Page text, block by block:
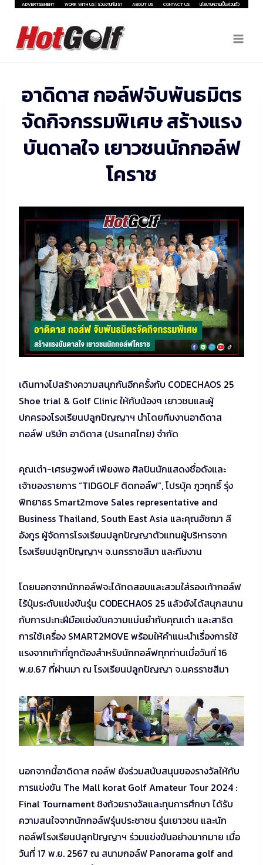
Skip
content
ADVERTISEMENT WORK WITH US | ร่วมงานกับเรา ABOUT US CONTACT US นโยบายความเป็นส่วนตัว
อาดิดาส กอล์ฟจับพันธมิตร
จัดกิจกรรมพิเศษ สร้างแรง
บันดาลใจ เยาวชนนักกอล์ฟ
โคราช
เดินทางไปสร้างความสนุกกันอีกครั้งกับ CODECHAOS 25
Shoe trial & Golf Clinic ให้กับน้องๆ เยาวชนและผู้
ปกครองโรงเรียนปลูกปัญญาฯ นำโดยทีมงานอาดิดาส
กอล์ฟ บริษัท อาดิดาส (ประเทศไทย) จำกัด
คุณเต๋า-เศรษฐพงศ์ เพียงพอ ศิลปินนักแสดงชื่อดังและ
เจ้าของรายการ “TIDGOLF ติดกอล์ฟ”, โปรบุ้ค ภูวฤทธิ์ รุ่ง
พิทยาธร Smart2move Sales representative and
Business Thailand, South East Asia และคุณอัชฌา ลี
อังกูร ผู้จัดการโรงเรียนปลูกปัญญาตัวแทนผู้บริหารจาก
โรงเรียนปลูกปัญญาฯ จ.นครราชสีมา และทีมงาน
โดยนอกจากนักกอล์ฟจะได้ทดสอบและสวมใส่รองเท้ากอล์ฟ
ไร้ปุ่มระดับแข่งขันรุ่น CODECHAOS 25 แล้วยังได้สนุกสนาน
กับการปะทะฝีมือแข่งขันความแม่นยำกับคุณเต๋า และสาธิต
การใช้เครื่อง SMART2MOVE พร้อมให้คำแนะนำเรื่องการใช้
แรงจากเท้าที่ถูกต้องสำหรับนักกอล์ฟทุกท่านเมื่อวันที่ 16
พ.ย.67 ที่ผ่านมา ณ โรงเรียนปลูกปัญญา จ.นครราชสีมา
นอกจากนี้อาดิดาส กอล์ฟ ยังร่วมสนับสนุนของรางวัลให้กับ
การแข่งขัน The Mall korat Golf Amateur Tour 2024 :
Final Tournament ชิงถ้วยรางวัลและทุนการศึกษา ได้รับ
ความสนใจจากนักกอล์ฟรุ่นประชาชน รุ่นเยาวชน และนัก
กอล์ฟโรงเรียนปลูกปัญญาฯ ร่วมแข่งขันอย่างมากมาย เมื่อ
วันที่ 17 พ.ย. 2567 ณ สนามกอล์ฟ Panorama golf and